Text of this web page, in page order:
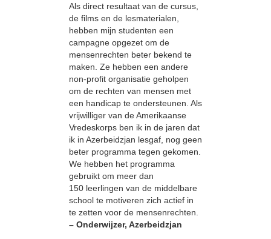
Als direct resultaat van de cursus,
de films en de lesmaterialen,
hebben mijn studenten een
campagne opgezet om de
mensenrechten beter bekend te
maken. Ze hebben een andere
non-profit organisatie geholpen
om de rechten van mensen met
een handicap te ondersteunen. Als
vrijwilliger van de Amerikaanse
Vredeskorps ben ik in de jaren dat
ik in Azerbeidzjan lesgaf, nog geen
beter programma tegen gekomen.
We hebben het programma
gebruikt om meer dan
150 leerlingen van de middelbare
school te motiveren zich actief in
te zetten voor de mensenrechten.
– Onderwijzer, Azerbeidzjan